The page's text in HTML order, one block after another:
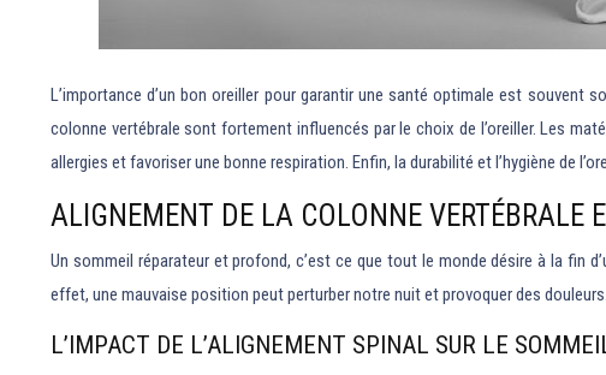
L’importance d’un bon oreiller pour garantir une santé optimale est souvent
colonne vertébrale sont fortement influencés par le choix de l’oreiller. Les
allergies et favoriser une bonne respiration. Enfin, la durabilité et l’hygiène de
ALIGNEMENT DE LA COLONNE VERTÉBRALE
Un sommeil réparateur et profond, c’est ce que tout le monde désire à la fin
effet, une mauvaise position peut perturber notre nuit et provoquer des
L’IMPACT DE L’ALIGNEMENT SPINAL SUR LE